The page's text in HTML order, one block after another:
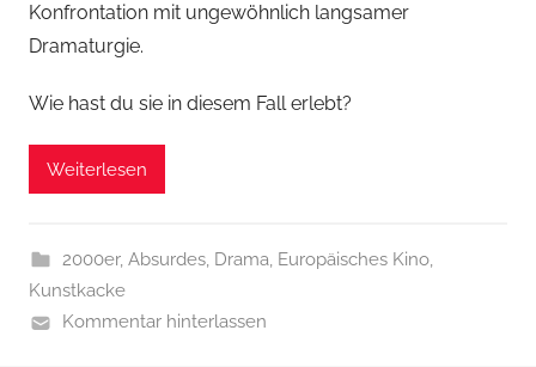
Konfrontation mit ungewöhnlich langsamer
Dramaturgie.
Wie hast du sie in diesem Fall erlebt?
Weiterlesen
2000er, Absurdes, Drama, Europäisches Kino,
Kunstkacke
Kommentar hinterlassen